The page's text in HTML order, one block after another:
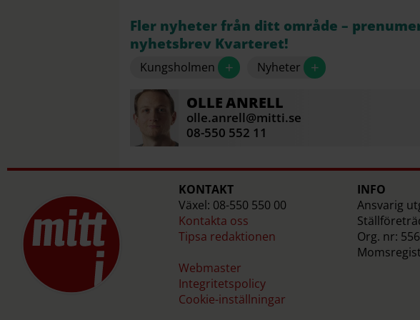
Fler nyheter från ditt område –
nyhetsbrev Kvarteret!
Kungsholmen + Nyheter +
OLLEANRELL
olle.anrell@mitti.se
08-550 552 11
KONTAKT
Växel: 08-550 550 00
Kontakta oss
Tipsa redaktionen
Webmaster
Integritetspolicy
Cookie-inställningar
INFO
Ansvarig
Org. nr: